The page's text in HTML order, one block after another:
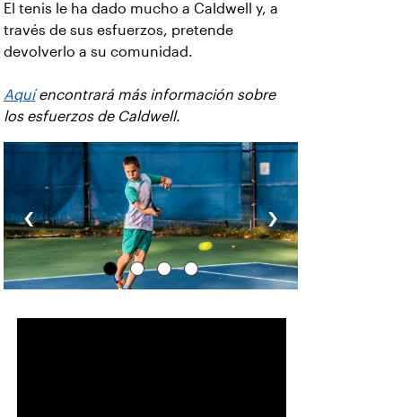
El tenis le ha dado mucho a Caldwell y, a
través de sus esfuerzos, pretende
devolverlo a su comunidad.
Aquíencontrará más información sobre
los esfuerzos de Caldwell.
‹ ›